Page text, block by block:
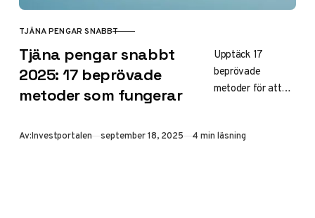
KATEGORI
TJÄNA PENGAR SNABBT
Tjäna pengar snabbt
2025: 17 beprövade
metoder som fungerar
Upptäck 17
beprövade
metoder för att
frilansarbete till
Av:Investportalen Publicerad
september 18, 2025 4 min läsning